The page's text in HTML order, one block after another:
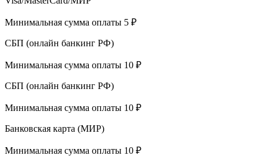
Минимальная сумма оплаты 5 ₽
СБП (онлайн банкинг РФ)
Минимальная сумма оплаты 10 ₽
СБП (онлайн банкинг РФ)
Минимальная сумма оплаты 10 ₽
Банковская карта (МИР)
Минимальная сумма оплаты 10 ₽